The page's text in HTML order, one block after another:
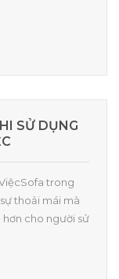
SỬ DỤNG
trong
thoải mái mà
cho người sử